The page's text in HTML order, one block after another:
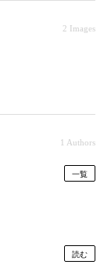
2 Images
1 Authors
一覧
読む